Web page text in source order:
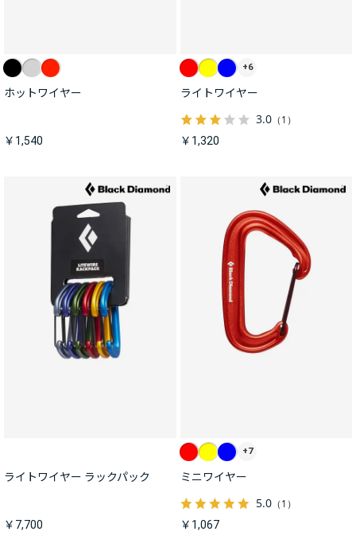
ホットワイヤー
￥1,540
+6
ライトワイヤー
3.0（1）
￥1,320
ライトワイヤー ラックパック
￥7,700
+7
ミニワイヤー
5.0（1）
￥1,067